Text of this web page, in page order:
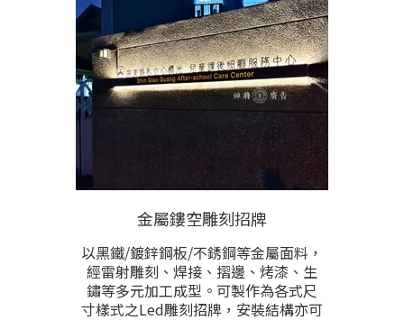
金屬鏤空雕刻招牌
以黑鐵/鍍鋅鋼板/不銹鋼等金屬面料，
經雷射雕刻、焊接、摺邊、烤漆、生
鏽等多元加工成型。可製作為各式尺
寸樣式之Led雕刻招牌，安裝結構亦可